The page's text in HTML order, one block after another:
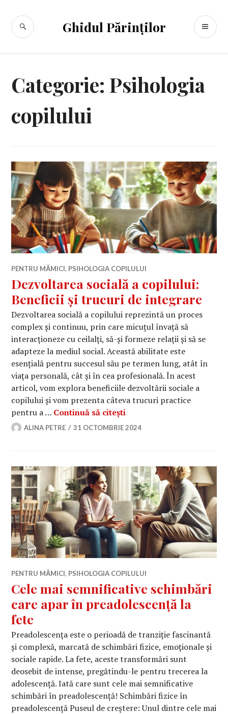
conținut
Ghidul Părinților
CĂUTARE
Categorie: Psihologia
copilului
PENTRU MĂMICI, PSIHOLOGIA COPILULUI
Dezvoltarea socială a copilului:
Beneficii și trucuri de integrare
Dezvoltarea socială a copilului reprezintă un proces
complex și continuu, prin care micuțul învață să
interacționeze cu ceilalți, să-și formeze relații și să se
adapteze la mediul social. Această abilitate este
esențială pentru succesul său pe termen lung, atât în
viața personală, cât și în cea profesională. În acest
articol, vom explora beneficiile dezvoltării sociale a
copilului și vom prezenta câteva trucuri practice
pentru a … Continuă să citești
ALINA PETRE 31 OCTOMBRIE 2024
PENTRU MĂMICI, PSIHOLOGIA COPILULUI
Cele mai semnificative schimbări
care apar în preadolescență la
fete
Preadolescența este o perioadă de tranziție fascinantă
și complexă, marcată de schimbări fizice, emoționale și
sociale rapide. La fete, aceste transformări sunt
deosebit de intense, pregătindu-le pentru trecerea la
adolescență. Iată care sunt cele mai semnificative
schimbări în preadolescență! Schimbări fizice în
preadolescență Puseul de creștere: Unul dintre cele mai